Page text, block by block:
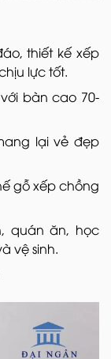
thiết kế xếp
lực tốt.
bàn cao 70-
lại vẻ đẹp
gỗ xếp chồng
quán ăn, học
vệ sinh.